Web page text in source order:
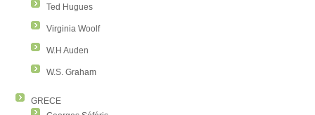
Ted Hugues
Virginia Woolf
W.H Auden
W.S. Graham
GRECE